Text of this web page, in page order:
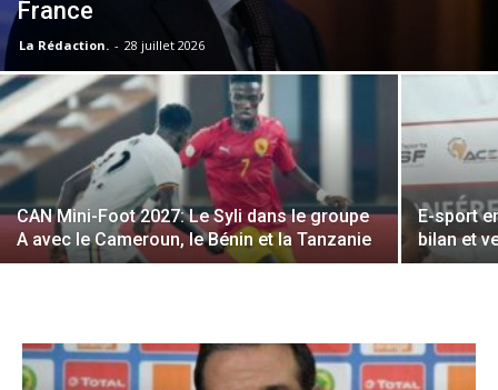
France
La Rédaction. - 28 juillet 2026
CAN Mini-Foot 2027: Le Syli dans le groupe
A avec le Cameroun, le Bénin et la Tanzanie
E-sport
bilan et